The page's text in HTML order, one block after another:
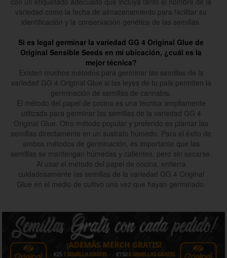
variedad como la fecha de almacenamiento para facilitar su
identificación y la conservación genética de las semillas.
Si es legal germinar la variedad GG 4 Original Glue de
Original Sensible Seeds en mi ubicación, ¿cuál es la
mejor técnica?
Existen muchos métodos para germinar las semillas de la
variedad GG 4 Original Glue si las leyes de tu país permiten la
germinación de semillas de cannabis.
El método del papel de cocina es una técnica ampliamente
utilizada para germinar las semillas de la variedad GG 4
Original Glue. Otro método popular y preferido es plantar las
semillas directamente en un sustrato húmedo. Para el éxito de
ambos métodos de germinación, es importante que las
semillas se mantengan húmedas y calientes, pero sin secarse.
Al usar el método del papel de cocina, entierra
cuidadosamente las semillas de la variedad GG 4 Original
Glue en el medio de cultivo una vez que hayan germinado.